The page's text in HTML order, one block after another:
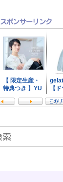
スポンサーリンク